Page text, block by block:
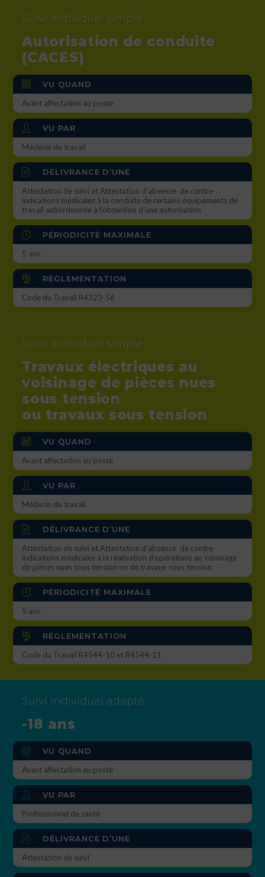
Suivi individuel simple
Autorisation de conduite
(CACES)
VU QUAND
Avant affectation au poste
VU PAR
Médecin du travail
DÉLIVRANCE D’UNE
Attestation de suivi et Attestation d’absence de contre-
indications médicales à la conduite de certains équipements de
travail subordonnée à l’obtention d’une autorisation
PÉRIODICITÉ MAXIMALE
5 ans
RÉGLEMENTATION
Code du Travail R4323-56
Suivi individuel simple
Travaux électriques au
voisinage de pièces nues
sous tension
ou travaux sous tension
VU QUAND
Avant affectation au poste
VU PAR
Médecin du travail
DÉLIVRANCE D’UNE
Attestation de suivi et Attestation d’absence de contre-
indications médicales à la réalisation d’opérations au voisinage
de pièces nues sous tension ou de travaux sous tension
PÉRIODICITÉ MAXIMALE
5 ans
RÉGLEMENTATION
Code du Travail R4544-10 et R4544-11
Suivi individuel adapté
-18 ans
VU QUAND
Avant affectation au poste
VU PAR
Professionnel de santé
DÉLIVRANCE D’UNE
Attestation de suivi